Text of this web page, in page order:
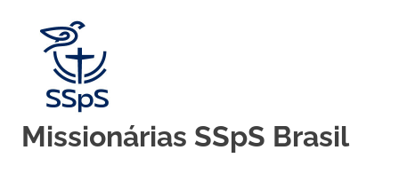
content
Missionárias SSpS Brasil